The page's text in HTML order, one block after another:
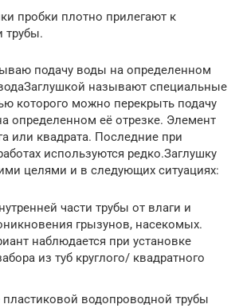
пробки плотно прилегают к
трубы.
подачу воды на определенном
называют специальные
которого можно перекрыть подачу
определенном её отрезке. Элемент
или квадрата. Последние при
используются редко.Заглушку
целями и в следующих ситуациях:
части трубы от влаги и
грызунов, насекомых.
наблюдается при установке
из туб круглого/ квадратного
пластиковой водопроводной трубы